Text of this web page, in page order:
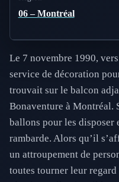
06 – Montréal
Le 7 novembre 1990,
service de décoration
trouvait sur le balcon
Bonaventure à Montréal.
ballons pour les disposer
rambarde. Alors qu’il
un attroupement de
toutes tourner leur